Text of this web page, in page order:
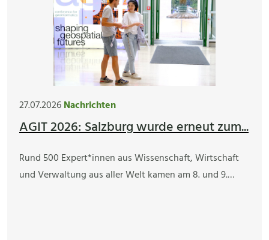
27.07.2026Nachrichten
AGIT 2026: Salzburg wurde erneut zum...
Rund 500 Expert*innen aus Wissenschaft, Wirtschaft
und Verwaltung aus aller Welt kamen am 8. und 9.…